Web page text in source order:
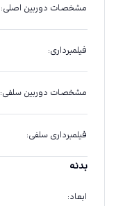
مشخصات دوربین اصلی:
فیلمبرداری:
مشخصات دوربین سلفی:
فیلمبرداری سلفی:
بدنه
ابعاد: